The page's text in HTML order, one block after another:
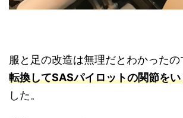
服と足の改造は無理だとわかった
転換してSASパイロットの関節を
した。